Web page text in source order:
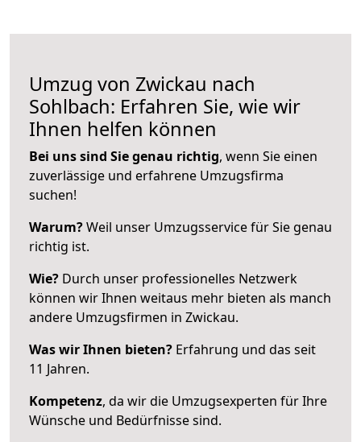
Umzug von Zwickau nach
Sohlbach: Erfahren Sie, wie wir
Ihnen helfen können
Bei uns sind Sie genau richtig, wenn Sie einen
zuverlässige und erfahrene Umzugsfirma
suchen!
Warum?Weil unser Umzugsservice für Sie genau
richtig ist.
Wie? Durch unser professionelles Netzwerk
können wir Ihnen weitaus mehr bieten als manch
andere Umzugsfirmen in Zwickau.
Was wir Ihnen bieten? Erfahrung und das seit
11 Jahren.
Kompetenz, da wir die Umzugsexperten für Ihre
Wünsche und Bedürfnisse sind.